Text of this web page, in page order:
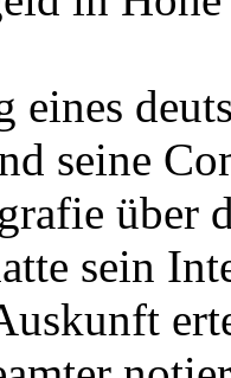
eines
seine
über
sein